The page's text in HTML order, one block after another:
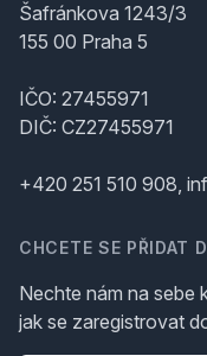
Šafránkova 1243/3
155 00 Praha 5
IČO: 27455971
DIČ: CZ27455971
+420 251 510 908,
CHCETE SE PŘIDAT
Nechte nám na sebe
jak se zaregistrovat